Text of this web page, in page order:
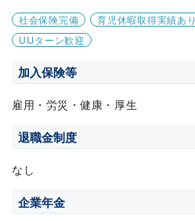
社会保険完備 育児休暇取得実績あり
UIJターン歓迎
加入保険等
雇用・労災・健康・厚生
退職金制度
なし
企業年金